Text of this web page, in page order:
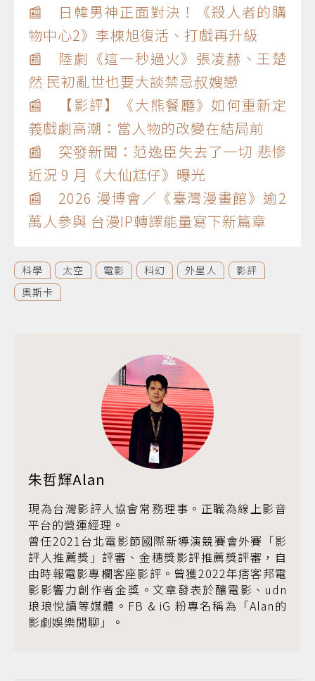
📰 日韓男神正面對決！《殺人者的購
物中心2》李棟旭復活、打戲再升級
📰 陸劇《這一秒過火》張凌赫、王楚
然 民初亂世也要大談禁忌叔嫂戀
📰 【影評】《大熊餐廳》如何重新定
義戲劇高潮：當人物的改變在結局前
📰 突發新聞：范逸臣失去了一切 悲慘
近況 9 月《大仙尪仔》曝光
📰 2026 漫博會／《臺灣漫畫館》逾2
萬人參與 台漫IP轉譯能量寫下新篇章
科學 太空 電影 科幻 外星人
影評
奧斯卡
朱哲輝Alan
現為台灣影評人協會常務理事。正職為線上影音
平台的營運經理。
曾任2021台北電影節國際新導演競賽會外賽「影
評人推薦獎」評審、金穗獎影評推薦獎評審，自
由時報電影專欄客座影評。曾獲2022年痞客邦電
影影響力創作者金獎。文章發表於釀電影、udn
琅琅悅讀等媒體。FB & iG 粉專名稱為「Alan的
影劇娛樂閒聊」。